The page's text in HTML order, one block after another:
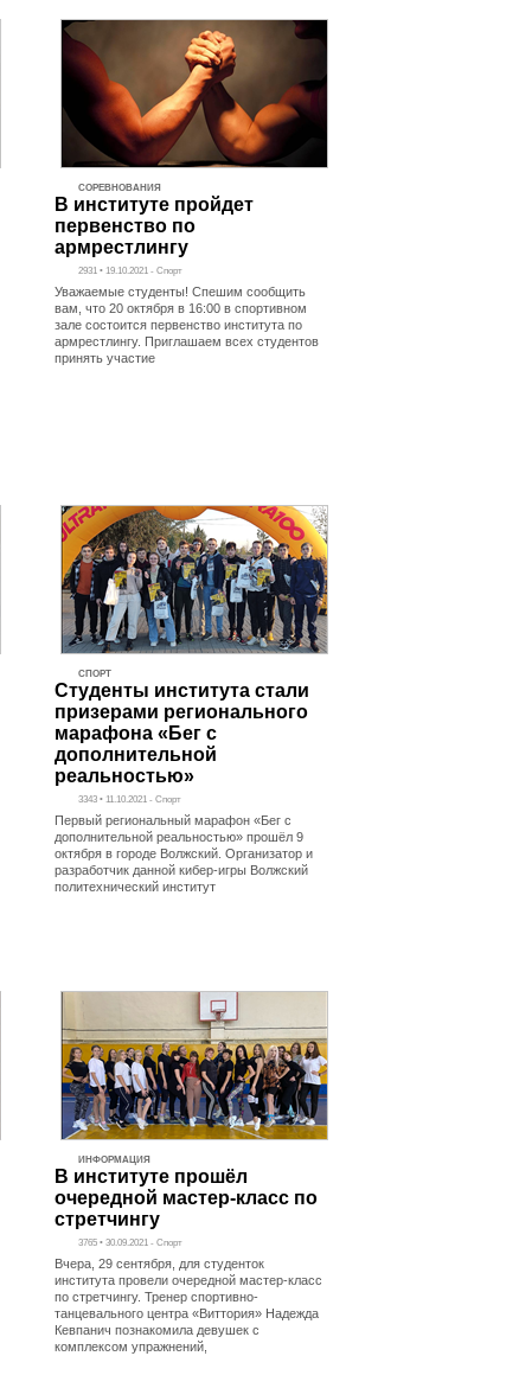
СОРЕВНОВАНИЯ
В институте пройдет
первенство по
армрестлингу
2931 • 19.10.2021 - Спорт
Уважаемые студенты! Спешим сообщить
вам, что 20 октября в 16:00 в спортивном
зале состоится первенство института по
армрестлингу. Приглашаем всех студентов
принять участие
СПОРТ
Студенты института стали
призерами регионального
марафона «Бег с
дополнительной
реальностью»
3343 • 11.10.2021 - Спорт
Первый региональный марафон «Бег с
дополнительной реальностью» прошёл 9
октября в городе Волжский. Организатор и
разработчик данной кибер-игры Волжский
политехнический институт
ИНФОРМАЦИЯ
В институте прошёл
очередной мастер-класс по
стретчингу
3765 • 30.09.2021 - Спорт
Вчера, 29 сентября, для студенток
института провели очередной мастер-класс
по стретчингу. Тренер спортивно-
танцевального центра «Виттория» Надежда
Кевпанич познакомила девушек с
комплексом упражнений,